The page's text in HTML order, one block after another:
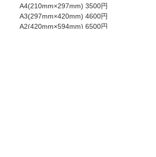
A4(210mm×297mm) 3500円
A3(297mm×420mm) 4600円
A2(420mm×594mm) 6500円